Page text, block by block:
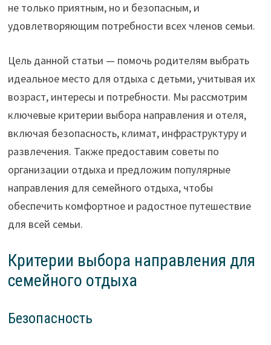
не только приятным, но и безопасным, и
удовлетворяющим потребности всех членов семьи.
Цель данной статьи — помочь родителям выбрать
идеальное место для отдыха с детьми, учитывая их
возраст, интересы и потребности. Мы рассмотрим
ключевые критерии выбора направления и отеля,
включая безопасность, климат, инфраструктуру и
развлечения. Также предоставим советы по
организации отдыха и предложим популярные
направления для семейного отдыха, чтобы
обеспечить комфортное и радостное путешествие
для всей семьи.
Критерии выбора направления для
семейного отдыха
Безопасность